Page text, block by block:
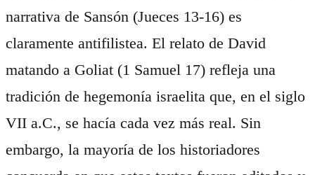
narrativa de Sansón (Jueces 13-16) es
claramente antifilistea. El relato de David
matando a Goliat (1 Samuel 17) refleja una
tradición de hegemonía israelita que, en el siglo
VII a.C., se hacía cada vez más real. Sin
embargo, la mayoría de los historiadores